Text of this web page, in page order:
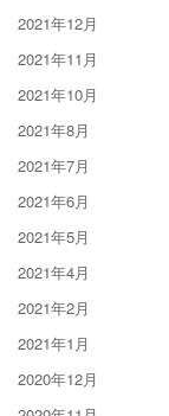
2021年12月
2021年11月
2021年10月
2021年8月
2021年7月
2021年6月
2021年5月
2021年4月
2021年2月
2021年1月
2020年12月